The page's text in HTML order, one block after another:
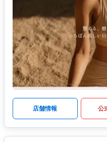
店舗情報 公